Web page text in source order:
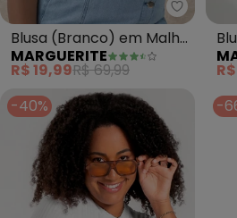
Blusa (Branco) em Malha
de Algodão
MARGUERITE
R$ 19,99R$ 69,99
-40%
-